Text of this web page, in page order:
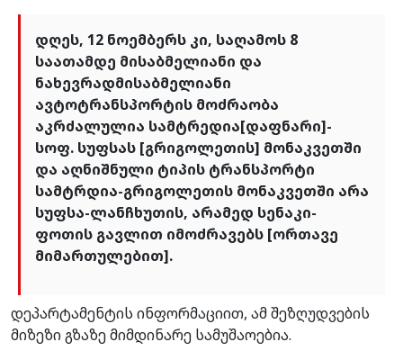
დღეს, 12 ნოემბერს კი, საღამოს 8
საათამდე მისაბმელიანი და
ნახევრადმისაბმელიანი
ავტოტრანსპორტის მოძრაობა
აკრძალულია სამტრედია[დაფნარი]-
სოფ. სუფსას [გრიგოლეთის] მონაკვეთში
და აღნიშნული ტიპის ტრანსპორტი
სამტრდია-გრიგოლეთის მონაკვეთში არა
სუფსა-ლანჩხუთის, არამედ სენაკი-
ფოთის გავლით იმოძრავებს [ორთავე
მიმართულებით].
დეპარტამენტის ინფორმაციით, ამ შეზღუდვების
მიზეზი გზაზე მიმდინარე სამუშაოებია.